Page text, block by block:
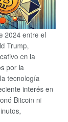
2024 entre el
Trump,
en la
por la
tecnología
interés en
Bitcoin ni